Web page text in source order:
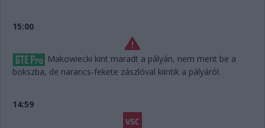
15:00
Makowiecki kint maradt a pályán, nem ment be a
bokszba, de narancs-fekete zászlóval kiintik a pályáról.
14:59